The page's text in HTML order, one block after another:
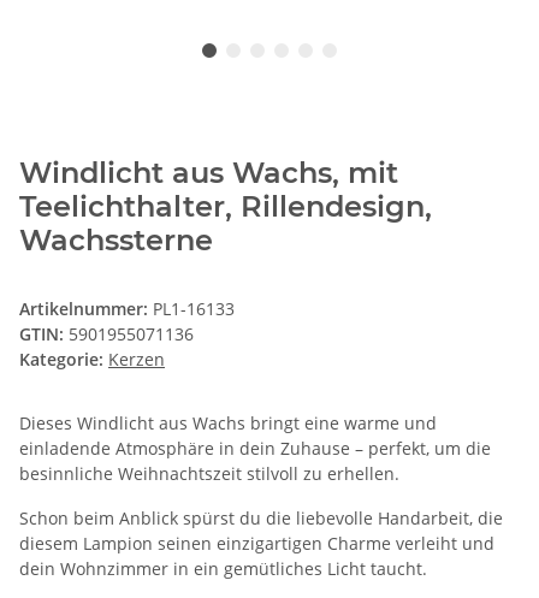
Windlicht aus Wachs, mit
Teelichthalter, Rillendesign,
Wachssterne
Artikelnummer: PL1-16133
GTIN: 5901955071136
Kategorie: Kerzen
Dieses Windlicht aus Wachs bringt eine warme und
einladende Atmosphäre in dein Zuhause – perfekt, um die
besinnliche Weihnachtszeit stilvoll zu erhellen.
Schon beim Anblick spürst du die liebevolle Handarbeit, die
diesem Lampion seinen einzigartigen Charme verleiht und
dein Wohnzimmer in ein gemütliches Licht taucht.